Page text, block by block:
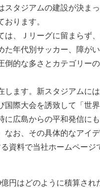
スタジアムの建設が決ま
ります。
は、Ｊリーグに留まらず
た年代別サッカー、障が
倒的な多さとカテゴリー
します。新スタジアムに
国際大会を誘致して「世
に広島からの平和発信に
なお、その具体的なアイ
資料で当社ホームページ
億円はどのように積算され